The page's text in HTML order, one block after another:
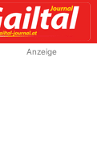
Anzeige